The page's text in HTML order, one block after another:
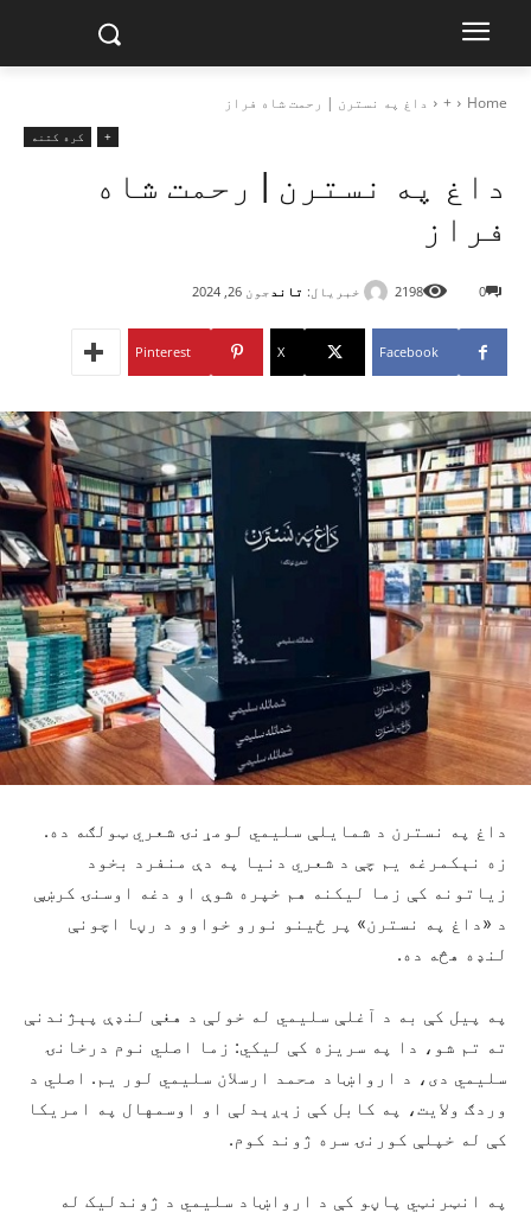
Home
+ داغ په نسترن | رحمت شاه فراز
+ کره کتنه
داغ په نسترن | رحمت شاه
فراز
خبریال: تاند جون 26, 2024 0
2198
Facebook
X
Pinterest
داغ په نسترن د شمایلې سلیمي لومړنۍ شعري ټولګه ده.
زه نېکمرغه یم چې د شعري دنیا په دې منفرد بخود
زیاتونه کې زما لیکنه هم خپره شوې او دغه اوسنۍ کرښې
د «داغ په نسترن» پر ځینو نورو خواوو د رڼا اچونې
لنډه هڅه ده.
په پیل کې به د آغلې سلیمي له خولې د هغې لنډې پېژندنې
ته تم شو، دا په سریزه کې لیکي: زما اصلي نوم درخانۍ
سلیمي دی، د ارواښاد محمد ارسلان سلیمي لور یم. اصلي د
وردګ ولایت، په کابل کې زېږېدلې او اوسمهال په امریکا
کې له خپلې کورنۍ سره ژوند کوم.
په انټرنټي پاڼو کې د ارواښاد سلیمي د ژوندلیک له